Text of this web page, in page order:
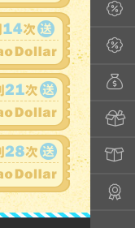
4,266円
HK224.0元
9,990円
HK524.5元